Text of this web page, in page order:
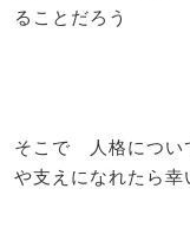
ることだろう
そこで 人格につい
や支えになれたら幸